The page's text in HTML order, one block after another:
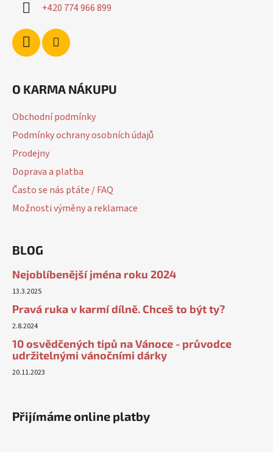
+420 774 966 899
O KARMA NÁKUPU
Obchodní podmínky
Podmínky ochrany osobních údajů
Prodejny
Doprava a platba
Často se nás ptáte / FAQ
Možnosti výměny a reklamace
BLOG
Nejoblíbenější jména roku 2024
13.3.2025
Pravá ruka v karmí dílně. Chceš to být ty?
2.8.2024
10 osvědčených tipů na Vánoce - průvodce
udržitelnými vánočními dárky
20.11.2023
Přijímáme online platby